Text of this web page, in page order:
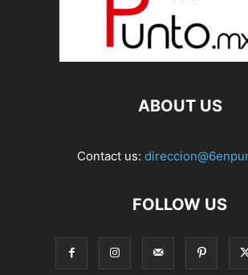
ABOUT US
Contact us:
FOLLOW US